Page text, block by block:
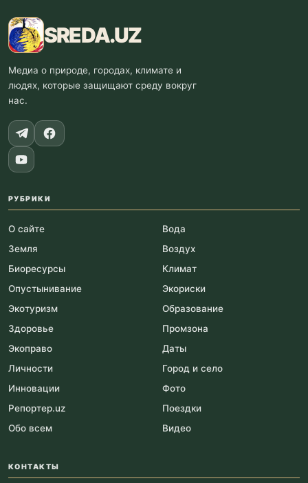
SREDA.UZ
Медиа о природе, городах, климате и
людях, которые защищают среду вокруг
нас.
РУБРИКИ
О сайте
Вода
Земля
Воздух
Биоресурсы
Климат
Опустынивание
Экориски
Экотуризм
Образование
Здоровье
Промзона
Экоправо
Даты
Личности
Город и село
Инновации
Фото
Репортер.uz
Поездки
Обо всем
Видео
КОНТАКТЫ